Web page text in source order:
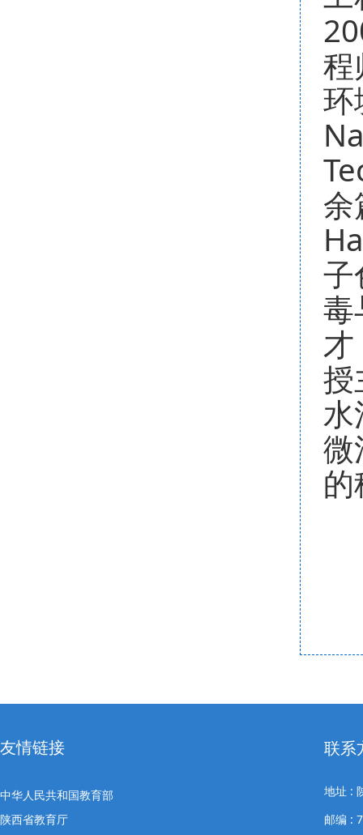
程
环
子
毒
才
授
水
微
友情链接
中华人民共和国教育部
陕西省教育厅
联系
地址 :
邮编 :